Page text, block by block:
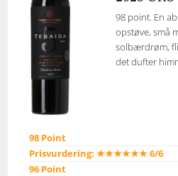
98 point. En
opstøve, små
solbærdrøm,
det dufter
98 Point
Prisvurdering: ★★★★★★ 6/6
96 Point